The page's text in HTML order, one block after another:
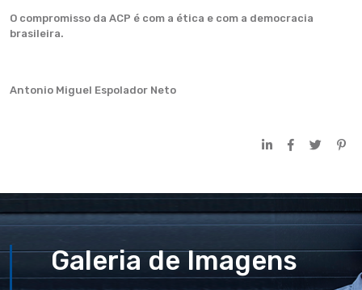
O compromisso da ACP é com a ética e com a democracia
brasileira.
Antonio Miguel Espolador Neto
Galeria de Imagens